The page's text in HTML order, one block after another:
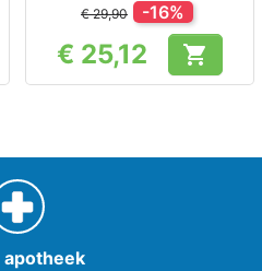
€ 29,90 -16%
Prijs
€ 25,12 
apotheek